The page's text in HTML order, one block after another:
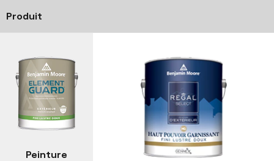
Produit
Peinture